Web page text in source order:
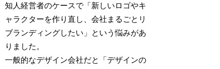
知人経営者のケースで「新しいロゴやキ
ャラクターを作り直し、会社まるごとリ
ブランディングしたい」という悩みがあ
りました。
一般的なデザイン会社だと「デザインの